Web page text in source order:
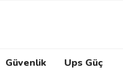
Güvenlik
Ups Güç